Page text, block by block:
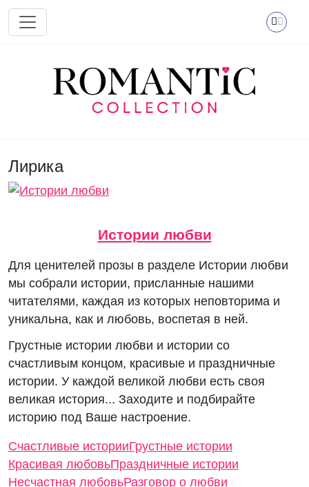
Перейти к основному содержанию
Лирика
Истории любви
Для ценителей прозы в разделе Истории любви
мы собрали истории, присланные нашими
читателями, каждая из которых неповторима и
уникальна, как и любовь, воспетая в ней.
Грустные истории любви и истории со
счастливым концом, красивые и праздничные
истории. У каждой великой любви есть своя
великая история... Заходите и подбирайте
историю под Ваше настроение.
Счастливые историиГрустные истории
Красивая любовьПраздничные истории
Несчастная любовьРазговор о любви